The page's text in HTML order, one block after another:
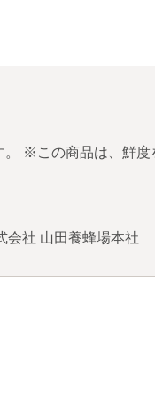
※この商品は、鮮
会社 山田養蜂場本社